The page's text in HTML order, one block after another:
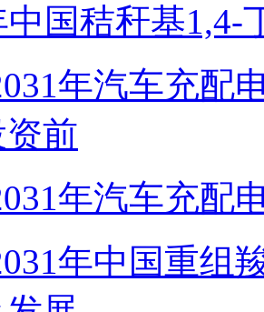
中国秸秆基1,4-
年汽车充配
前
年汽车充配
年中国重组